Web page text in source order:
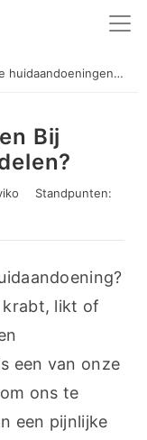
bij honden thuis behandelen?
Bij
Standpunten:
krabt, likt of
een van onze
ons te
een pijnlijke